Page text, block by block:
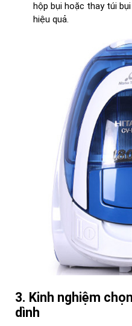
hộp bụi hoặc thay túi
hiệu quả.
3. Kinh nghiệm
dình